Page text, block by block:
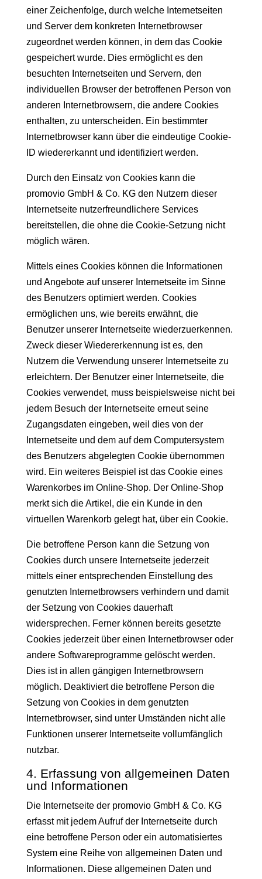
einer Zeichenfolge, durch welche Internetseiten
und Server dem konkreten Internetbrowser
zugeordnet werden können, in dem das Cookie
gespeichert wurde. Dies ermöglicht es den
besuchten Internetseiten und Servern, den
individuellen Browser der betroffenen Person von
anderen Internetbrowsern, die andere Cookies
enthalten, zu unterscheiden. Ein bestimmter
Internetbrowser kann über die eindeutige Cookie-
ID wiedererkannt und identifiziert werden.
Durch den Einsatz von Cookies kann die
promovio GmbH & Co. KG den Nutzern dieser
Internetseite nutzerfreundlichere Services
bereitstellen, die ohne die Cookie-Setzung nicht
möglich wären.
Mittels eines Cookies können die Informationen
und Angebote auf unserer Internetseite im Sinne
des Benutzers optimiert werden. Cookies
ermöglichen uns, wie bereits erwähnt, die
Benutzer unserer Internetseite wiederzuerkennen.
Zweck dieser Wiedererkennung ist es, den
Nutzern die Verwendung unserer Internetseite zu
erleichtern. Der Benutzer einer Internetseite, die
Cookies verwendet, muss beispielsweise nicht bei
jedem Besuch der Internetseite erneut seine
Zugangsdaten eingeben, weil dies von der
Internetseite und dem auf dem Computersystem
des Benutzers abgelegten Cookie übernommen
wird. Ein weiteres Beispiel ist das Cookie eines
Warenkorbes im Online-Shop. Der Online-Shop
merkt sich die Artikel, die ein Kunde in den
virtuellen Warenkorb gelegt hat, über ein Cookie.
Die betroffene Person kann die Setzung von
Cookies durch unsere Internetseite jederzeit
mittels einer entsprechenden Einstellung des
genutzten Internetbrowsers verhindern und damit
der Setzung von Cookies dauerhaft
widersprechen. Ferner können bereits gesetzte
Cookies jederzeit über einen Internetbrowser oder
andere Softwareprogramme gelöscht werden.
Dies ist in allen gängigen Internetbrowsern
möglich. Deaktiviert die betroffene Person die
Setzung von Cookies in dem genutzten
Internetbrowser, sind unter Umständen nicht alle
Funktionen unserer Internetseite vollumfänglich
nutzbar.
4. Erfassung von allgemeinen Daten
und Informationen
Die Internetseite der promovio GmbH & Co. KG
erfasst mit jedem Aufruf der Internetseite durch
eine betroffene Person oder ein automatisiertes
System eine Reihe von allgemeinen Daten und
Informationen. Diese allgemeinen Daten und